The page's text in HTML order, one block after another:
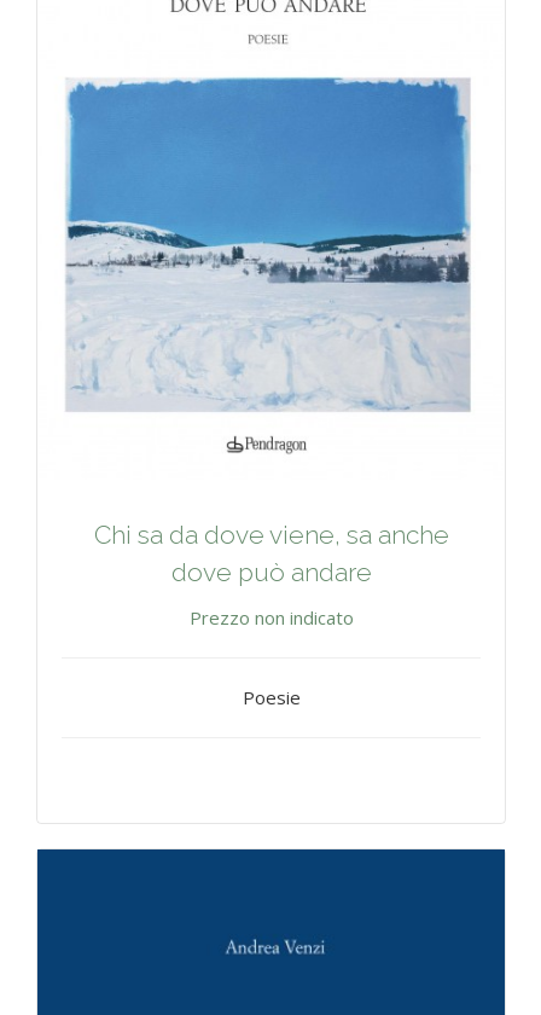
Chi sa da dove viene, sa anche
dove può andare
Prezzo non indicato
Poesie